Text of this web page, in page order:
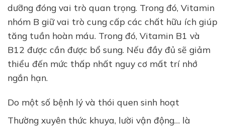
dưỡng đóng vai trò quan trọng. Trong đó, Vitamin
nhóm B giữ vai trò cung cấp các chất hữu ích giúp
tăng tuần hoàn máu. Trong đó, Vitamin B1 và
B12 được cần được bổ sung. Nếu đầy đủ sẽ giảm
thiểu đến mức thấp nhất nguy cơ mất trí nhớ
ngắn hạn.
Do một số bệnh lý và thói quen sinh hoạt
Thường xuyên thức khuya, lười vận động… là